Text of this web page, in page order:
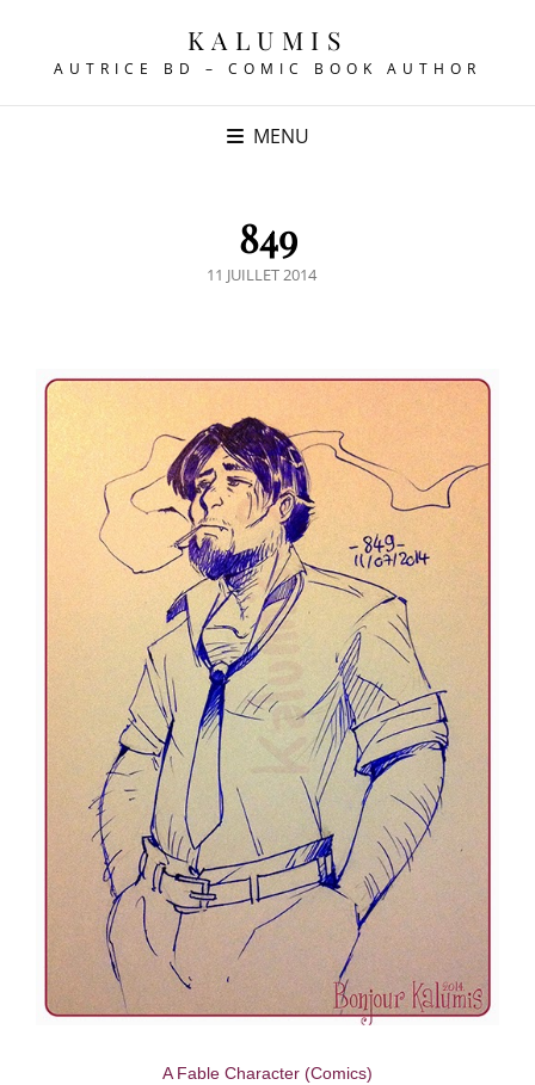
KALUMIS
AUTRICE BD – COMIC BOOK AUTHOR
MENU
849
POSTED
11 JUILLET 2014
A Fable Character (Comics)